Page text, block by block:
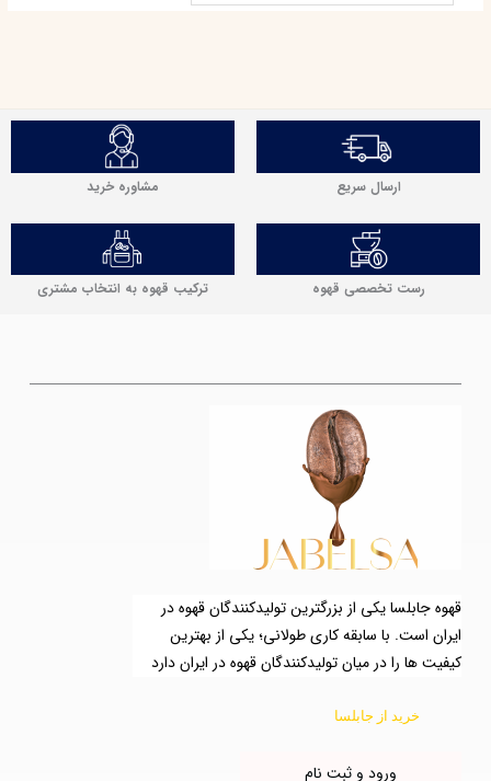
ارسال سریع مشاوره خرید
رست تخصصی قهوه ترکیب قهوه به انتخاب مشتری
قهوه جابلسا یکی از بزرگترین تولیدکنندگان قهوه در
ایران است. با سابقه کاری طولانی؛ یکی از بهترین
کیفیت ها را در میان تولیدکنندگان قهوه در ایران دارد
خرید از جابلسا
ورود و ثبت نام